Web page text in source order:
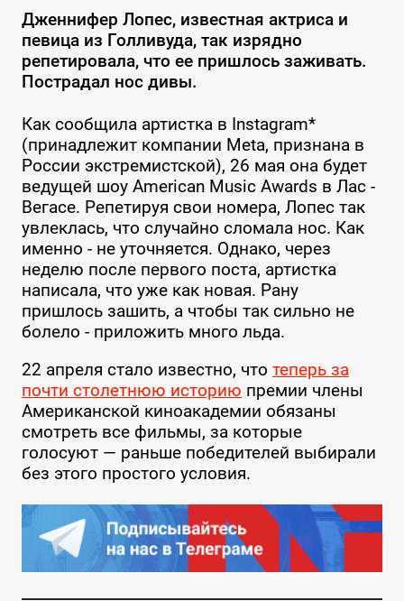
Дженнифер Лопес, известная актриса и
певица из Голливуда, так изрядно
репетировала, что ее пришлось заживать.
Пострадал нос дивы.
Как сообщила артистка в Instagram*
(принадлежит компании Meta, признана в
России экстремистской), 26 мая она будет
ведущей шоу American Music Awards в Лас -
Вегасе. Репетируя свои номера, Лопес так
увлеклась, что случайно сломала нос. Как
именно - не уточняется. Однако, через
неделю после первого поста, артистка
написала, что уже как новая. Рану
пришлось зашить, а чтобы так сильно не
болело - приложить много льда.
22 апреля стало известно, что теперь за
почти столетнюю историю премии члены
Американской киноакадемии обязаны
смотреть все фильмы, за которые
голосуют — раньше победителей выбирали
без этого простого условия.